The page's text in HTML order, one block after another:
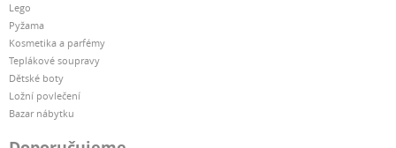
Lego
Pyžama
Kosmetika a parfémy
Teplákové soupravy
Dětské boty
Ložní povlečení
Bazar nábytku